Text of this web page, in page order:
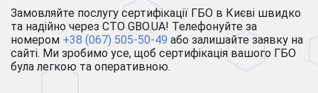
Замовляйте послугу сертифікації ГБО в Києві швидко
та надійно через СТО GBO.UA! Телефонуйте за
номером +38 (067) 505-50-49 або залишайте заявку на
сайті. Ми зробимо усе, щоб сертифікація вашого ГБО
була легкою та оперативною.